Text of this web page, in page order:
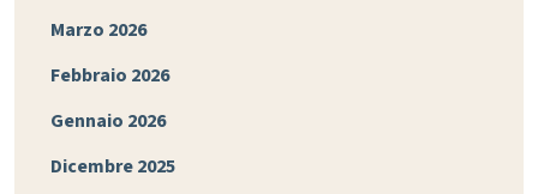
Marzo 2026
Febbraio 2026
Gennaio 2026
Dicembre 2025